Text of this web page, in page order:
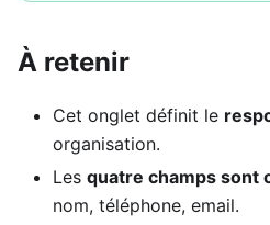
À retenir
Cet onglet définit le
organisation.
Les quatre champs sont
nom, téléphone, email.